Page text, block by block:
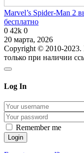
Marvel’s Spider-Man 2
бесплатно
0 42k 0
20 марта, 2026
Copyright © 2010-2023.
только при наличии
Log In
Remember me